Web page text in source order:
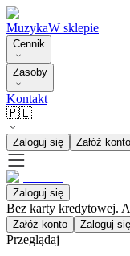
MuzykaW sklepie
Cennik
Zasoby
Kontakt
🇵🇱
Zaloguj się Załóż konto
Zaloguj się
Bez karty kredytowej.
Załóż konto Zaloguj się
Przeglądaj